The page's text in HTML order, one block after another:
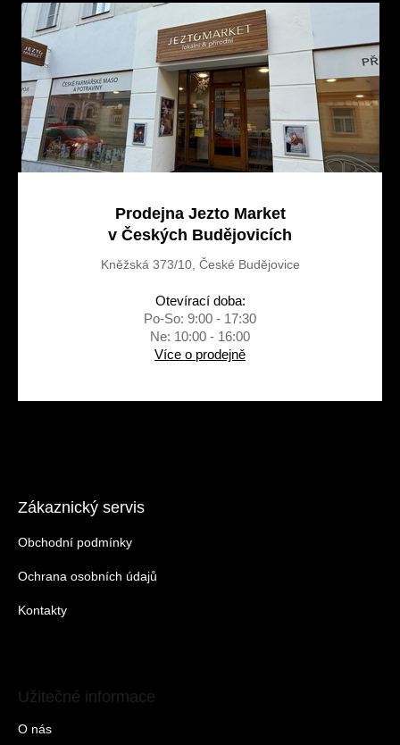
Prodejna Jezto Market
v Českých Budějovicích
Kněžská 373/10, České Budějovice
Otevírací doba:
Po-So: 9:00 - 17:30
Ne: 10:00 - 16:00
Více o prodejně
Zákaznický servis
Obchodní podmínky
Ochrana osobních údajů
Kontakty
Užitečné informace
O nás